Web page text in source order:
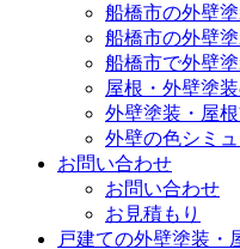
船橋市の外壁
船橋市の外壁
船橋市で外壁
屋根・外壁塗
外壁塗装・屋
外壁の色シミ
お問い合わせ
お問い合わせ
お見積もり
戸建ての外壁塗装・